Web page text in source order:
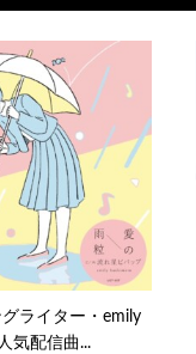
ライター・emily
気配信曲...